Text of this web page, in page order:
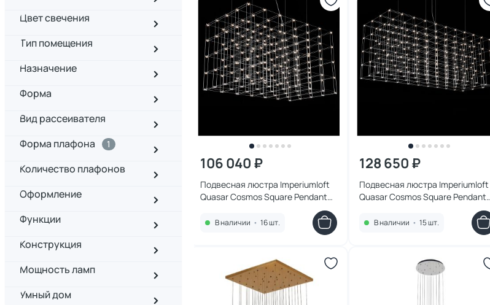
Цвет свечения
Тип помещения
Назначение
Форма
Вид рассеивателя
Форма плафона
1
Количество плафонов
Оформление
Функции
Конструкция
Мощность ламп
Умный дом
106 040 ₽
Подвесная люстра Imperiumloft
Quasar Cosmos Square Pendant
Light 80/80/140 LED 1W 252289-22
В наличии • 16 шт.
128 650 ₽
Подвесная люстра Imperiumloft
Quasar Cosmos Square Pendant
Light 80/80/200 LED 1W 252290-
22 В наличии • 15 шт.